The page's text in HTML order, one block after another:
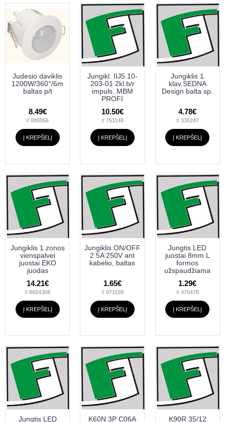
Judesio daviklis
1200W/360°/6m
baltas p/t
8.49€
# 080056
Į KREPŠELĮ
Jungikl. IIJ5.10-
203-01 2kl.b/r
impuls. MBM
PROFI
10.50€
# 751148
Į KREPŠELĮ
Jungiklis 1
klav.SEDNA
Design balta sp.
4.78€
# 330247
Į KREPŠELĮ
Jungiklis 1 zonos
vienspalvei
juostai EKO
juodas
14.21€
# 8654368
Į KREPŠELĮ
Jungiklis ON/OFF
2.5A 250V ant
kabelio, baltas
1.65€
# 971159
Į KREPŠELĮ
Jungtis LED
juostai 8mm L
formos
užspaudžiama
1.29€
# 470478
Į KREPŠELĮ
Jungtis LED
K60N 3P C06A
K90R 35/12